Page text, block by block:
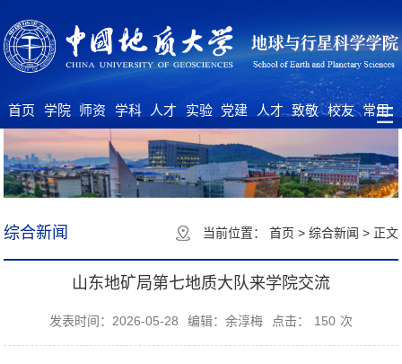
首页 学院
概况
师资
队伍
学科
建设
人才
培养
实验
中心
党建
工作
人才
招聘
致敬 校友 常用
综合新闻 当前位置： 首页 > 综合新闻 >正文
山东地矿局第七地质大队来学院交流
发表时间：2026-05-28 编辑：余淳梅 点击： 150 次